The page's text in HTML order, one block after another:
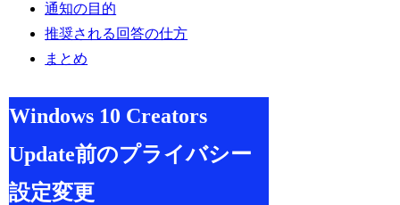
通知の目的
推奨される回答の仕方
まとめ
Windows 10 Creators
Update前のプライバシー
設定変更